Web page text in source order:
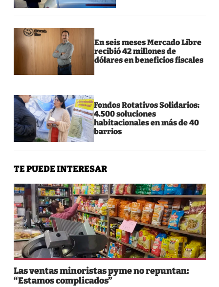
En seis meses Mercado Libre
recibió 42 millones de
dólares en beneficios fiscales
Fondos Rotativos Solidarios:
4.500 soluciones
habitacionales en más de 40
barrios
TE PUEDE INTERESAR
Las ventas minoristas pyme no repuntan:
“Estamos complicados”